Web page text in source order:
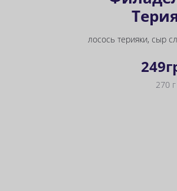
249
270 г